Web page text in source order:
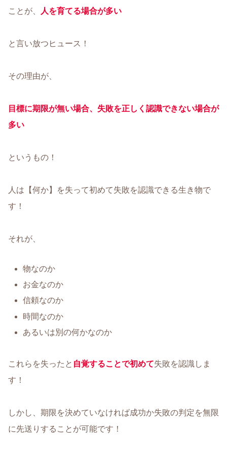
ことが、
人を育てる場合が多い
と言い放つヒュース！
その理由が、
目標に期限が無い場合、失敗を正しく認識できない場合が
多い
というもの！
人は【何か】を失って初めて失敗を認識できる生き物で
す！
それが、
物なのか
お金なのか
信頼なのか
時間なのか
あるいは別の何かなのか
これらを失ったと 自覚することで初めて失敗を認識しま
す！
しかし、期限を決めていなければ成功か失敗の判定を無限
に先送りすることが可能です！